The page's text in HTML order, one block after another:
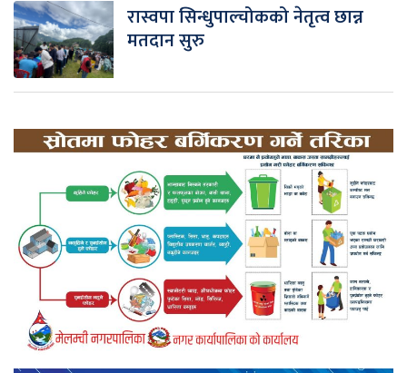
रास्वपा सिन्धुपाल्चोकको नेतृत्व छान्न
मतदान सुरु